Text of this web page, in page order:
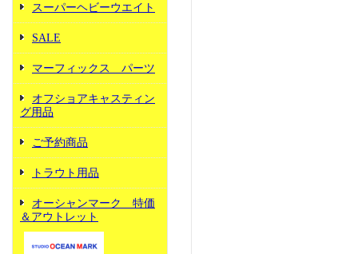
スーパーヘビーウエイト
SALE
マーフィックス パーツ
オフショアキャスティン
グ用品
ご予約商品
トラウト用品
オーシャンマーク 特価
＆アウトレット